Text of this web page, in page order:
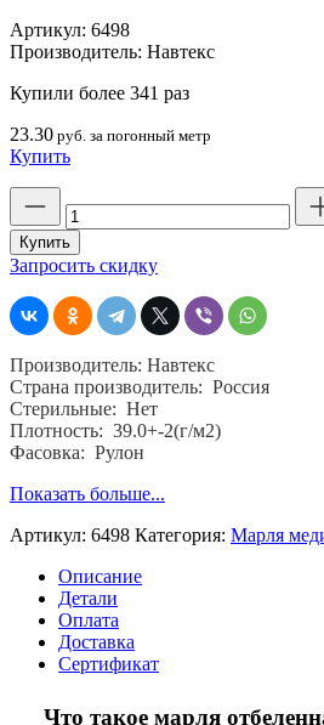
Артикул: 6498
Производитель: Навтекс
Купили более 341 раз
23.30 руб. за погонный метр
Купить
товара
Марля
отбеленная
ш.
90,
39,
Навтекс,
хб.
100
%
Купить
Запросить скидку
Производитель: Навтекс
Страна производитель: Россия
Стерильные: Нет
Плотность: 39.0+-2(г/м2)
Фасовка: Рулон
Показать больше...
Артикул: 6498 Категория: Марля
Описание
Детали
Оплата
Доставка
Сертификат
Что такое марля